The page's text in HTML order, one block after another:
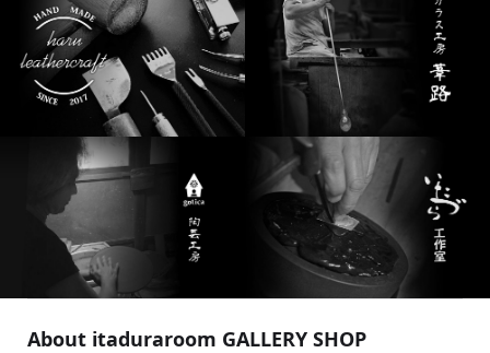
About itaduraroom GALLERY SHOP